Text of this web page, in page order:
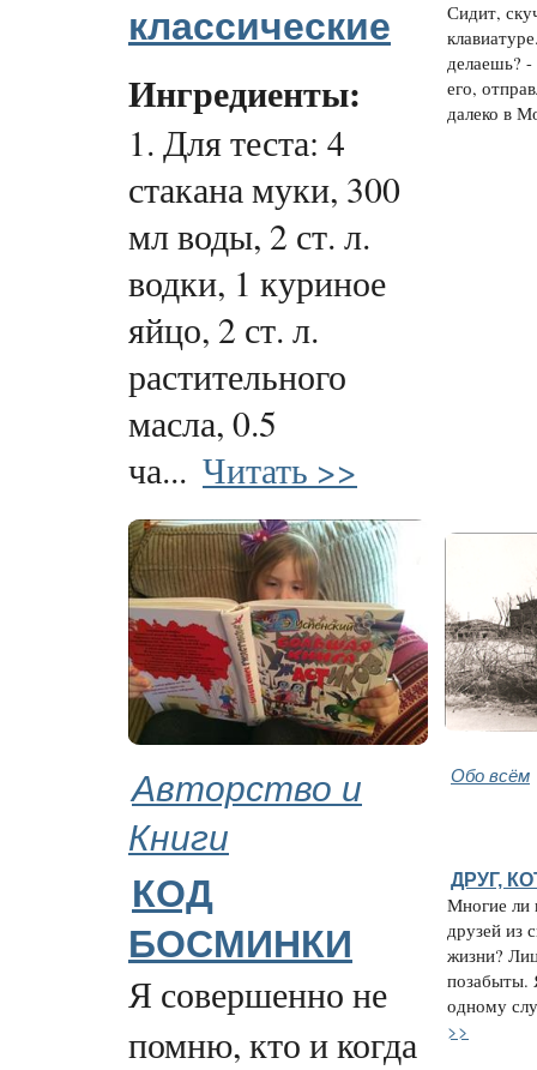
классические
Ингредиенты:
1. Для теста: 4
стакана муки, 300
мл воды, 2 ст. л.
водки, 1 куриное
яйцо, 2 ст. л.
растительного
масла, 0.5
ча... Читать >>
Сидит,
делаешь?
его,
далеко в
Авторство и
Книги
Обо всём
КОД
БОСМИНКИ
Я совершенно не
помню, кто и когда
ДРУГ,
Многие ли
друзей из
жизни?
позабыты.
одному
>>